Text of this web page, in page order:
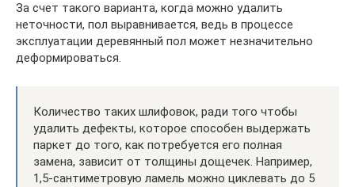
За счет такого варианта, когда можно удалить
неточности, пол выравнивается, ведь в процессе
эксплуатации деревянный пол может незначительно
деформироваться.
Количество таких шлифовок, ради того чтобы
удалить дефекты, которое способен выдержать
паркет до того, как потребуется его полная
замена, зависит от толщины дощечек. Например,
1,5-сантиметровую ламель можно циклевать до 5